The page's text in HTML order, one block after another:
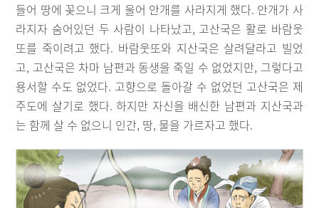
들어 땅에 꽂으니 크게 울어 안개를 사라지게 했다. 안개가 사
라지자 숨어있던 두 사람이 나타났고, 고산국은 활로 바람웃
또를 죽이려고 했다. 바람웃또와 지산국은 살려달라고 빌었
고, 고산국은 차마 남편과 동생을 죽일 수 없었지만, 그렇다고
용서할 수도 없었다. 고향으로 돌아갈 수 없었던 고산국은 제
주도에 살기로 했다. 하지만 자신을 배신한 남편과 지산국과
는 함께 살 수 없으니 인간, 땅, 물을 가르자고 했다.